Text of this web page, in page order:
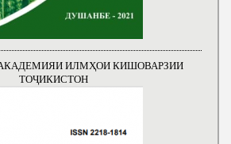
ИЛМҲОИ КИШОВАРЗИИ
ТОҶИКИСТОН